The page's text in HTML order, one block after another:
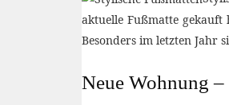
aktuelle Fußmatte gekauft
Besonders im letzten Jahr
Neue Wohnung –